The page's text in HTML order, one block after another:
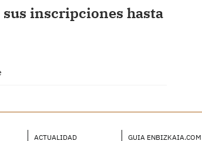
inscripciones hasta
ACTUALIDAD
GUIA ENBIZKAIA.COM